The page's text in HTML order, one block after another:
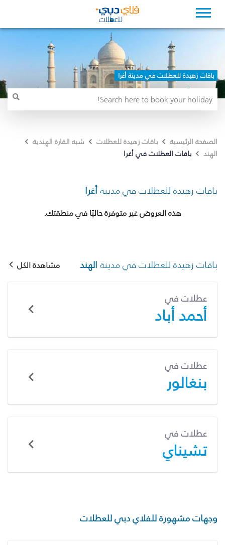
باقات زهيدة للعطلات في مدينة أغرا
الصفحة الرئيسية باقات زهيدة للعطلات
شبه القارة الهندية
الهند
باقات العطلات في أغرا
باقات زهيدة للعطلات في مدينةأغرا
هذه العروض غير متوفرة حاليًا في منطقتك.
باقات زهيدة للعطلات في مدينة الهند مشاهدة الكل
عطلات في
أحمد أباد
عطلات في
بنغالور
عطلات في
تشيناي
وجهات مشهورة للفلاي دبي للعطلات